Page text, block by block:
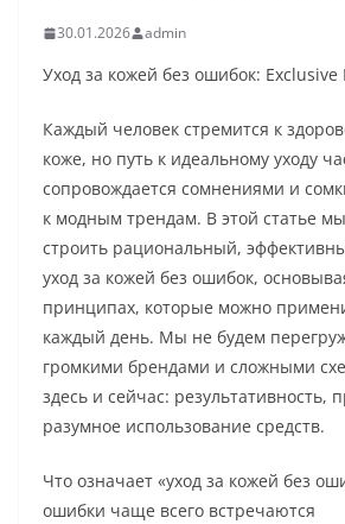
30.01.2026 admin
Уход за кожей без ошибок: Exclusive
Каждый человек стремится к
коже, но путь к идеальному уходу
сопровождается сомнениями и
к модным трендам. В этой статье
строить рациональный,
уход за кожей без ошибок,
принципах, которые можно
каждый день. Мы не будем
громкими брендами и сложными
здесь и сейчас: результативность,
разумное использование средств.
Что означает «уход за кожей без
ошибки чаще всего встречаются